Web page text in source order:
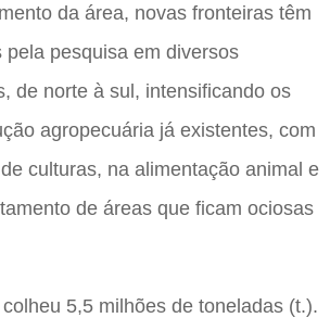
da área, novas fronteiras têm
pela pesquisa em diversos
de norte à sul, intensificando os
agropecuária já existentes, com
culturas, na alimentação animal e
de áreas que ficam ociosas
5,5 milhões de toneladas (t.).